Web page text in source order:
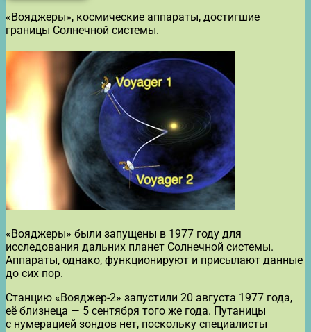
«Вояджеры», космические аппараты, достигшие
границы Солнечной системы.
«Вояджеры» были запущены в 1977 году для
исследования дальних планет Солнечной системы.
Аппараты, однако, функционируют и присылают данные
до сих пор.
Станцию «Вояджер-2» запустили 20 августа 1977 года,
её близнеца — 5 сентября того же года. Путаницы
с нумерацией зондов нет, поскольку специалисты